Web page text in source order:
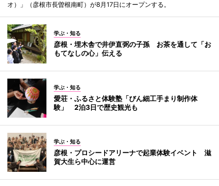
オ）」（彦根市長曽根南町）が8月17日にオープンする。
学ぶ・知る
彦根・埋木舎で井伊直弼の子孫 お茶を通して「お
もてなしの心」伝える
学ぶ・知る
愛荘・ふるさと体験塾「びん細工手まり制作体
験」 2泊3日で歴史観光も
学ぶ・知る
彦根・プロシードアリーナで起業体験イベント 滋
賀大生ら中心に運営